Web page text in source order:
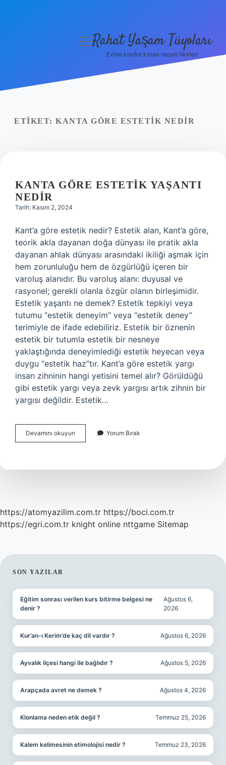
Yasal Uyarı
menüyü
Rahat Yaşam Tüyoları
Evine konfor katan neşeli fikirler!
ETIKET: KANTA GÖRE ESTETIK NEDIR
KANTA GÖRE ESTETIK YAŞANTI
NEDIR
Tarih: Kasım 2, 2024
Kant’a göre estetik nedir? Estetik alan, Kant’a göre,
teorik akla dayanan doğa dünyası ile pratik akla
dayanan ahlak dünyası arasındaki ikiliği aşmak için
hem zorunluluğu hem de özgürlüğü içeren bir
varoluş alanıdır. Bu varoluş alanı: duyusal ve
rasyonel; gerekli olanla özgür olanın birleşimidir.
Estetik yaşantı ne demek? Estetik tepkiyi veya
tutumu “estetik deneyim” veya “estetik deney”
terimiyle de ifade edebiliriz. Estetik bir öznenin
estetik bir tutumla estetik bir nesneye
yaklaştığında deneyimlediği estetik heyecan veya
duygu “estetik haz”tır. Kant’a göre estetik yargı
insan zihninin hangi yetisini temel alır? Görüldüğü
gibi estetik yargı veya zevk yargısı artık zihnin bir
yargısı değildir. Estetik…
Devamını okuyun
Göre
Nedir
Yorum Bırak
https://atomyazilim.com.tr https://boci.com.tr
https://egri.com.tr knight online nttgame Sitemap
SIDEBAR
SON YAZILAR
Eğitim sonrası verilen kurs bitirme belgesi ne
denir ?
Ağustos 6,
2026
Kur’an-ı Kerim’de kaç dil vardır ? Ağustos 6, 2026
Ayvalık ilçesi hangi ile bağlıdır ? Ağustos 5, 2026
Arapçada avret ne demek ? Ağustos 4, 2026
Klonlama neden etik değil ? Temmuz 25, 2026
Kalem kelimesinin etimolojisi nedir ? Temmuz 23, 2026